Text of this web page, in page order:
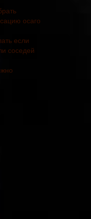
осаго
если
соседей